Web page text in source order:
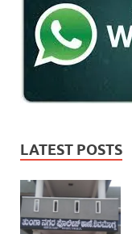
LATEST POSTS